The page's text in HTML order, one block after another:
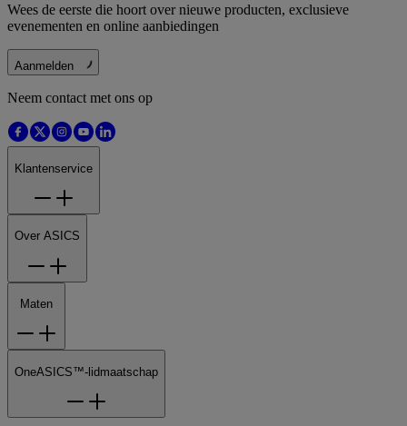
Wees de eerste die hoort over nieuwe producten, exclusieve
evenementen en online aanbiedingen
Aanmelden
Neem contact met ons op
Klantenservice
Over ASICS
Maten
OneASICS™-lidmaatschap